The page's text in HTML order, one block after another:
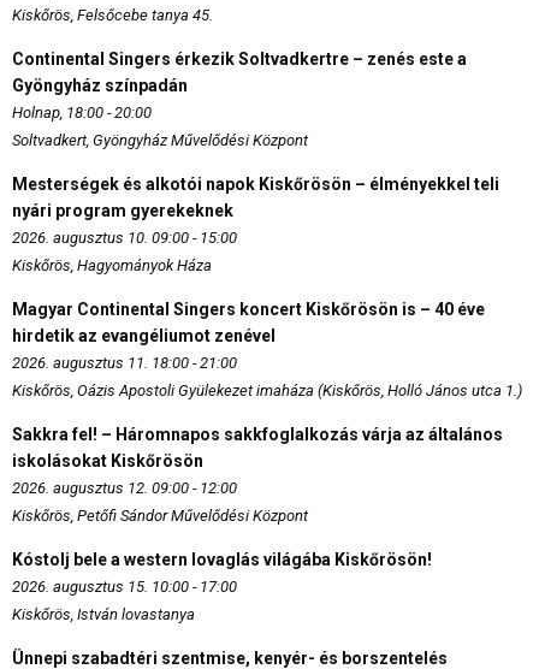
Kiskőrös, Felsőcebe tanya 45.
Continental Singers érkezik Soltvadkertre – zenés este a
Gyöngyház színpadán
Holnap, 18:00 - 20:00
Soltvadkert, Gyöngyház Művelődési Központ
Mesterségek és alkotói napok Kiskőrösön – élményekkel teli
nyári program gyerekeknek
2026. augusztus 10. 09:00 - 15:00
Kiskőrös, Hagyományok Háza
Magyar Continental Singers koncert Kiskőrösön is – 40 éve
hirdetik az evangéliumot zenével
2026. augusztus 11. 18:00 - 21:00
Kiskőrös, Oázis Apostoli Gyülekezet imaháza (Kiskőrös, Holló János utca 1.)
Sakkra fel! – Háromnapos sakkfoglalkozás várja az általános
iskolásokat Kiskőrösön
2026. augusztus 12. 09:00 - 12:00
Kiskőrös, Petőfi Sándor Művelődési Központ
Kóstolj bele a western lovaglás világába Kiskőrösön!
2026. augusztus 15. 10:00 - 17:00
Kiskőrös, István lovastanya
Ünnepi szabadtéri szentmise, kenyér- és borszentelés